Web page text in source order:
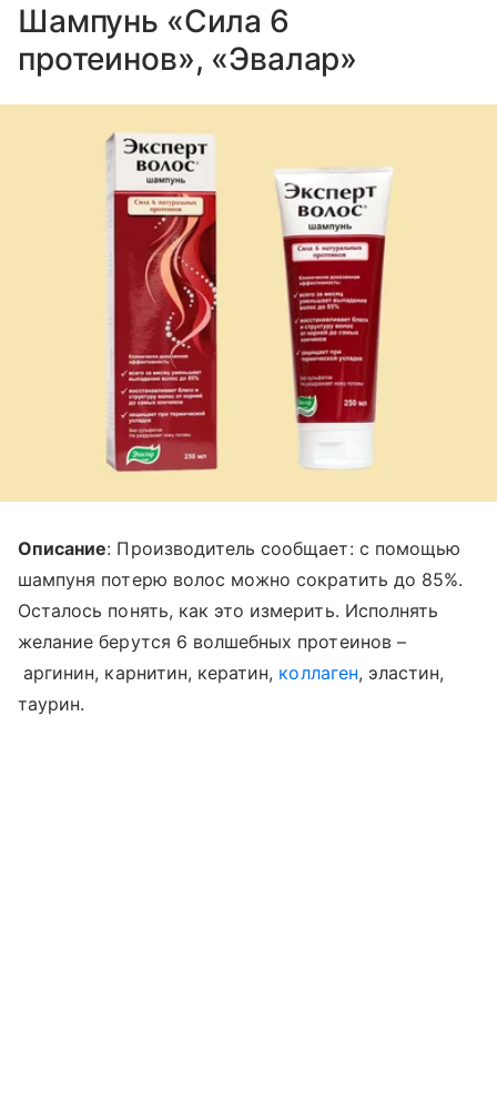
Шампунь «Сила 6
протеинов», «Эвалар»
Описание: Производитель сообщает: с помощью
шампуня потерю волос можно сократить до 85%.
Осталось понять, как это измерить. Исполнять
желание берутся 6 волшебных протеинов –
аргинин, карнитин, кератин, коллаген, эластин,
таурин.